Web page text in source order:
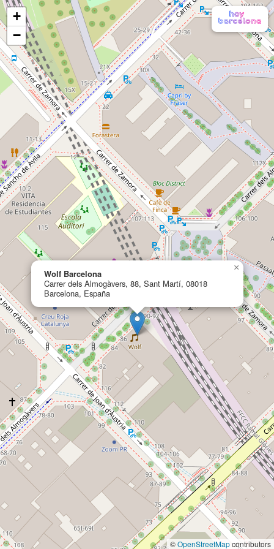
Wolf Barcelona
Carrer dels Almogàvers, 88, Sant Martí, 08018
Barcelona, España
×
+
−
©OpenStreetMapcontributors